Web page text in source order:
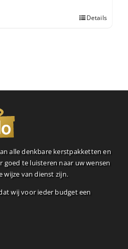
Details
alle denkbare kerstpakketten en
goed te luisteren naar uw wensen
wijze van dienst zijn.
wij voor ieder budget een